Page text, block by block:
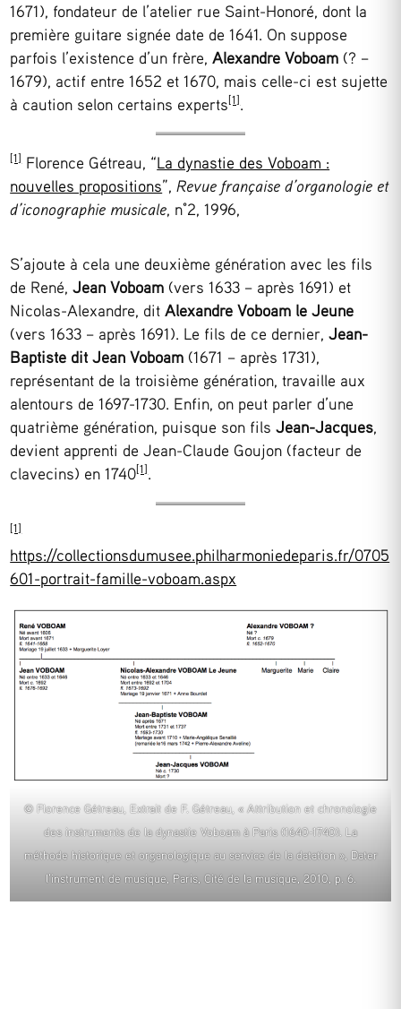
1671), fondateur de l’atelier rue Saint-Honoré, dont la
première guitare signée date de 1641. On suppose
parfois l’existence d’un frère,Alexandre Voboam (? –
1679), actif entre 1652 et 1670, mais celle-ci est sujette
à caution selon certains experts[1].
[1]Florence Gétreau, “La dynastie des Voboam :
nouvelles propositions”,Revue française d’organologie et
d’iconographie musicale, n°2, 1996,
S’ajoute à cela une deuxième génération avec les fils
de René,Jean Voboam (vers 1633 – après 1691) et
Nicolas-Alexandre, ditAlexandre Voboam le Jeune
(vers 1633 – après 1691). Le fils de ce dernier,Jean-
Baptiste dit Jean Voboam (1671 – après 1731),
représentant de la troisième génération, travaille aux
alentours de 1697-1730. Enfin, on peut parler d’une
quatrième génération, puisque son filsJean-Jacques,
devient apprenti de Jean-Claude Goujon (facteur de
clavecins) en 1740[1].
[1]
https://collectionsdumusee.philharmoniedeparis.fr/0705
601-portrait-famille-voboam.aspx
© Florence Gétreau, Extrait de F. Gétreau, « Attribution et chronologie
des instruments de la dynastie Voboam à Paris (1640-1740). La
méthode historique et organologique au service de la datation », Dater
l’instrument de musique, Paris, Cité de la musique, 2010, p. 6.